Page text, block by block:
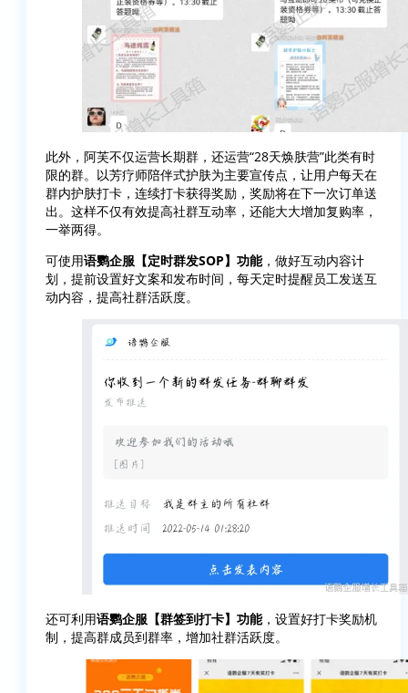
此外，阿芙不仅运营长期群，还运营“28天焕肤营”此类有时
限的群。以芳疗师陪伴式护肤为主要宣传点，让用户每天在
群内护肤打卡，连续打卡获得奖励，奖励将在下一次订单送
出。这样不仅有效提高社群互动率，还能大大增加复购率，
一举两得。
可使用语鹦企服【定时群发SOP】功能，做好互动内容计
划，提前设置好文案和发布时间，每天定时提醒员工发送互
动内容，提高社群活跃度。
还可利用语鹦企服【群签到打卡】功能，设置好打卡奖励机
制，提高群成员到群率，增加社群活跃度。